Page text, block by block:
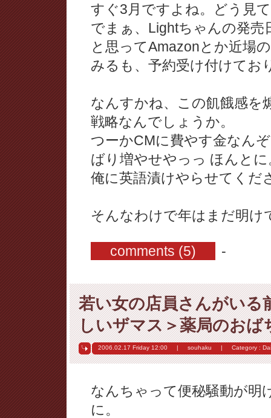
すぐ3月ですよね。どう見
でまぁ、Lightちゃんの発
と思ってAmazonとか近場
みるも、予約受け付けてお
なんすかね、この飢餓感を
戦略なんでしょうか。
つーかCMに費やす金なん
ばり増やせやっっ ほんと
俺に英語漬けやらせてくだ
そんなわけで年はまだ明け
comments (5) -
若い女の店員さんがいる
しいザマス＞薬局のおば
2006.02.17 Friday 12:00 | souhaku | Category :
なんちゃって便秘騒動が明
に。